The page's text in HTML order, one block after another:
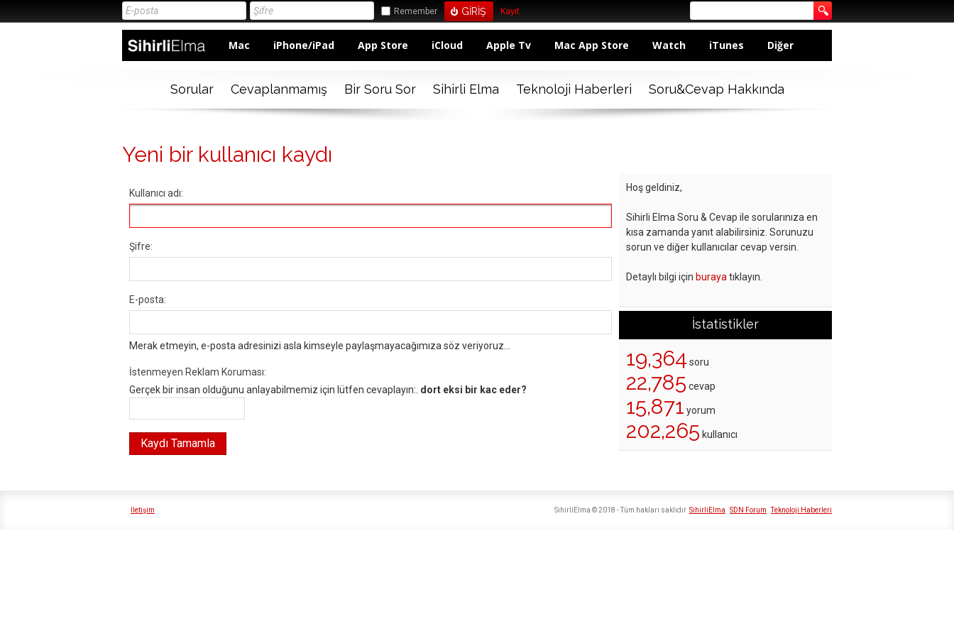
Remember Kayıt
Mac iPhone/iPad App Store iCloud Apple Tv Mac App Store Watch iTunes Diğer
Sorular Cevaplanmamış Bir Soru Sor Sihirli Elma Teknoloji Haberleri Soru&Cevap Hakkında
Yeni bir kullanıcı kaydı
Kullanıcı adı:
Şifre:
E-posta:
Merak etmeyin, e-posta adresinizi asla kimseyle paylaşmayacağımıza söz veriyoruz...
İstenmeyen Reklam Koruması:
Gerçek bir insan olduğunu anlayabilmemiz için lütfen cevaplayın:. dort eksi bir kac eder?
Hoş geldiniz,
Sihirli Elma Soru & Cevap ile sorularınıza en
kısa zamanda yanıt alabilirsiniz. Sorunuzu
sorun ve diğer kullanıcılar cevap versin.
Detaylı bilgi için buraya tıklayın.
İstatistikler
19,364 soru
22,785 cevap
15,871 yorum
202,265 kullanıcı
İletişim SihirliElma SDN Forum Teknoloji Haberleri
SihirliElma © 2018 - Tüm hakları saklıdır